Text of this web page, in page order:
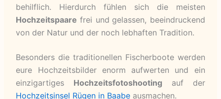
behilflich. Hierdurch fühlen sich die meisten
Hochzeitspaare frei und gelassen, beeindruckend
von der Natur und der noch lebhaften Tradition.
Besonders die traditionellen Fischerboote werden
eure Hochzeitsbilder enorm aufwerten und ein
einzigartiges Hochzeitsfotoshooting auf der
Hochzeitsinsel Rügen in Baabe ausmachen.